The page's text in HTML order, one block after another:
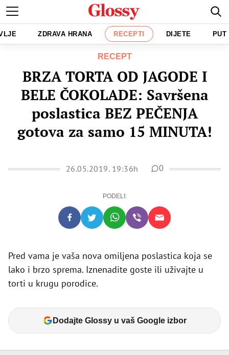
ZDRAVA HRANA RECEPTI DIJETE PUT
RECEPT
BRZA TORTA OD JAGODE I
BELE ČOKOLADE: Savršena
poslastica BEZ PEČENJA
gotova za samo 15 MINUTA!
26.05.2019. 19:36h 0
PODELI:
Pred vama je vaša nova omiljena poslastica koja se
lako i brzo sprema. Iznenadite goste ili uživajte u
torti u krugu porodice.
Dodajte Glossy u vaš Google izbor